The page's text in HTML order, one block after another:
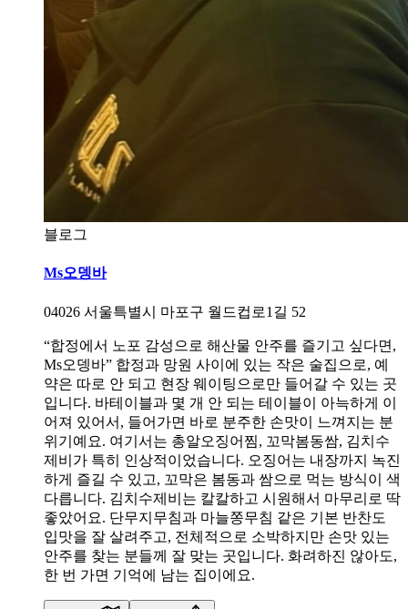
블로그
Ms오뎅바
04026 서울특별시 마포구 월드컵로1길 52
“합정에서 노포 감성으로 해산물 안주를 즐기고 싶다면,
Ms오뎅바” 합정과 망원 사이에 있는 작은 술집으로, 예
약은 따로 안 되고 현장 웨이팅으로만 들어갈 수 있는 곳
입니다. 바테이블과 몇 개 안 되는 테이블이 아늑하게 이
어져 있어서, 들어가면 바로 분주한 손맛이 느껴지는 분
위기예요. 여기서는 총알오징어찜, 꼬막봄동쌈, 김치수
제비가 특히 인상적이었습니다. 오징어는 내장까지 녹진
하게 즐길 수 있고, 꼬막은 봄동과 쌈으로 먹는 방식이 색
다릅니다. 김치수제비는 칼칼하고 시원해서 마무리로 딱
좋았어요. 단무지무침과 마늘쫑무침 같은 기본 반찬도
입맛을 잘 살려주고, 전체적으로 소박하지만 손맛 있는
안주를 찾는 분들께 잘 맞는 곳입니다. 화려하진 않아도,
한 번 가면 기억에 남는 집이에요.